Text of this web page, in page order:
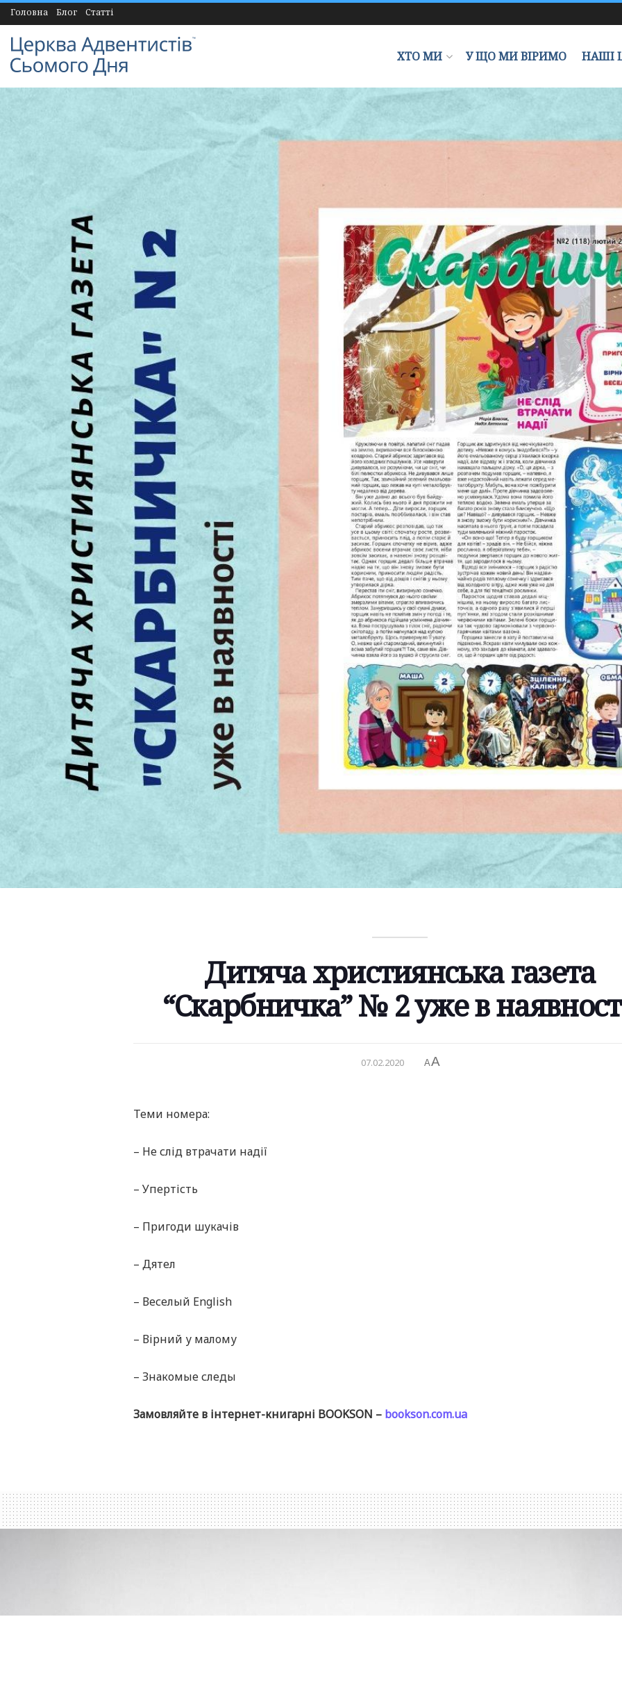
Головна Блог Статті
ХТО МИ У ЩО МИ ВІРИМО НАШІ
Дитяча християнська газета
“Скарбничка” № 2 уже в
07.02.2020 AA
Теми номера:
– Не слід втрачати надії
– Упертість
– Пригоди шукачів
– Дятел
– Веселый English
– Вірний у малому
– Знакомые следы
Замовляйте в інтернет-книгарні BOOKSON – bookson.com.ua